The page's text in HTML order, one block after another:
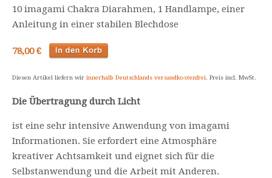
10 imagami Chakra Diarahmen, 1 Handlampe, einer
Anleitung in einer stabilen Blechdose
78,00 €
Diesen Artikel liefern wir innerhalb Deutschlands versandkostenfrei. Preis incl. MwSt.
Die Übertragung durch Licht
ist eine sehr intensive Anwendung von imagami
Informationen. Sie erfordert eine Atmosphäre
kreativer Achtsamkeit und eignet sich für die
Selbstanwendung und die Arbeit mit Anderen.